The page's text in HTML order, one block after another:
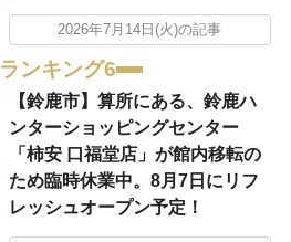
2026年7月14日(火)の記事
ランキング6
【鈴鹿市】算所にある、鈴鹿ハ
ンターショッピングセンター
「柿安 口福堂店」が館内移転の
ため臨時休業中。8月7日にリフ
レッシュオープン予定！